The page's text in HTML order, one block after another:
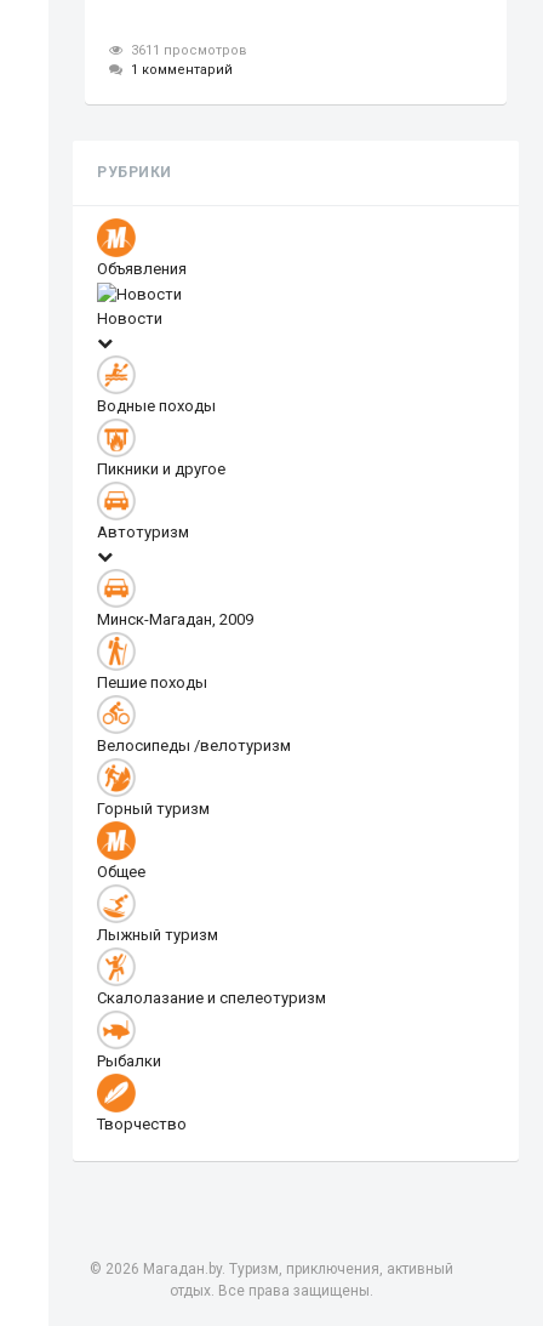
3611 просмотров
1 комментарий
РУБРИКИ
Объявления
Новости
Водные походы
Пикники и другое
Автотуризм
Минск-Магадан, 2009
Пешие походы
Велосипеды /велотуризм
Горный туризм
Общее
Лыжный туризм
Скалолазание и спелеотуризм
Рыбалки
Творчество
© 2026 Магадан.by. Туризм, приключения, активный
отдых. Все права защищены.